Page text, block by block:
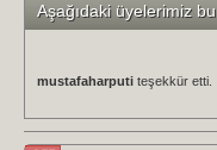
Aşağıdaki üyelerimiz
mustafaharputi teşekkür etti.